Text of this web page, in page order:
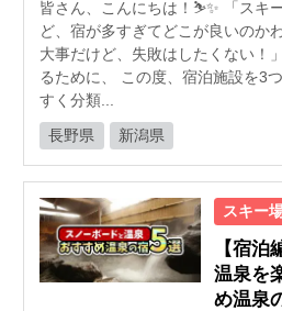
皆さん、こんにちは！⛷️✨ 「スキ
ど、宿が多すぎてどこが良いのか
大事だけど、失敗はしたくない！
るために、 この度、宿泊施設を3
すく分類...
長野県 新潟県
スキー
【宿泊
温泉を
め温泉